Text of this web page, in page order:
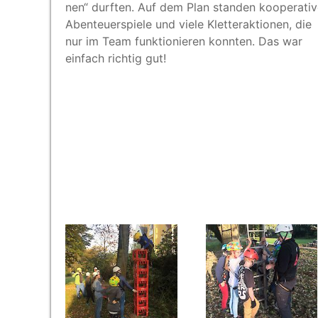
nen“ durf­ten. Auf dem Plan stan­den
Aben­teu­er­spie­le und vie­le Klet­ter­ak­tio­nen, die
nur im Team funk­tio­nie­ren konn­ten. Das war
ein­fach rich­tig gut!